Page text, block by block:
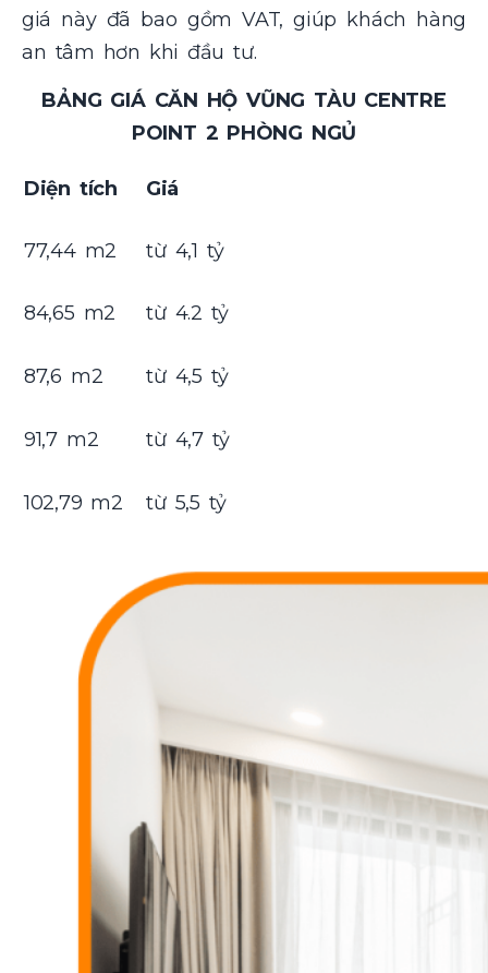
giá này đã bao gồm VAT, giúp khách hàng
an tâm hơn khi đầu tư.
BẢNG GIÁ CĂN HỘ VŨNG TÀU CENTRE
POINT 2 PHÒNG NGỦ
Diện tích Giá
77,44 m2 từ 4,1 tỷ
84,65 m2 từ 4.2 tỷ
87,6 m2 từ 4,5 tỷ
91,7 m2 từ 4,7 tỷ
102,79 m2 từ 5,5 tỷ